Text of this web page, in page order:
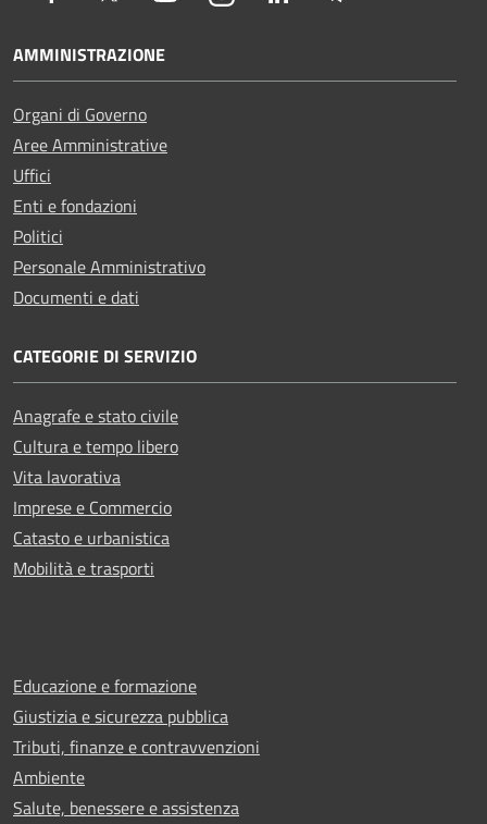
AMMINISTRAZIONE
Organi di Governo
Aree Amministrative
Uffici
Enti e fondazioni
Politici
Personale Amministrativo
Documenti e dati
CATEGORIE DI SERVIZIO
Anagrafe e stato civile
Cultura e tempo libero
Vita lavorativa
Imprese e Commercio
Catasto e urbanistica
Mobilità e trasporti
Educazione e formazione
Giustizia e sicurezza pubblica
Tributi, finanze e contravvenzioni
Ambiente
Salute, benessere e assistenza